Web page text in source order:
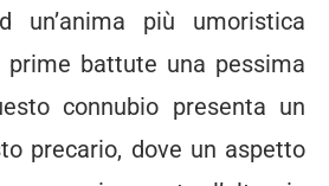
un’anima più umoristica
battute una pessima
connubio presenta un
precario, dove un aspetto